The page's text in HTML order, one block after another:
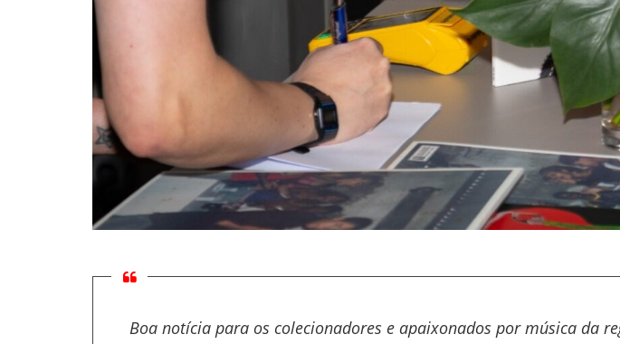
Boa notícia para os colecionadores e apaixonados por música da